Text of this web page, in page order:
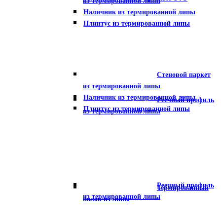
Стеновой паркет
из термированной липы
Наличник из термированной липы
Плинтус из термированной липы
Реечный профиль
из термированной липы
Наличник из термированной липы
Плинтус из термированной липы
Реечный профиль
из термированной липы
Термированный
полок из липы